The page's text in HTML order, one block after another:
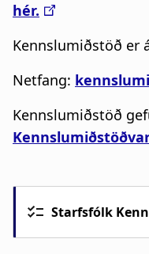
hér.
Kennslumiðstöð er
Netfang:
Kennslumiðstöð
Starfsfólk